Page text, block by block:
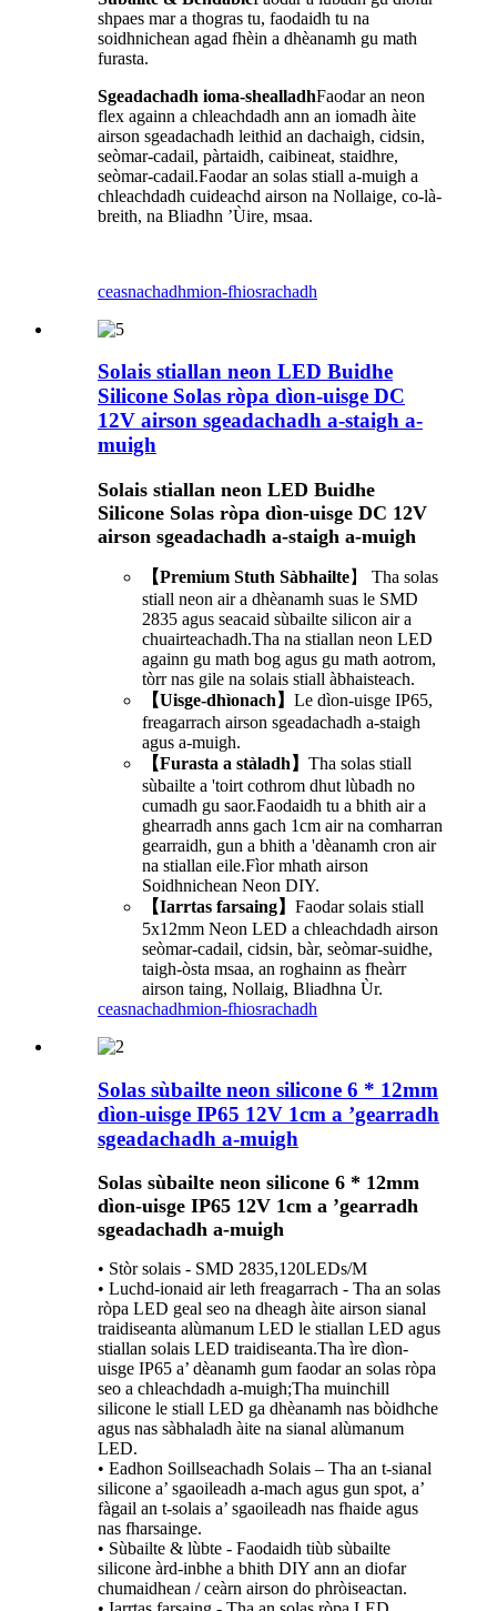
shpaes mar a thogras tu, faodaidh tu na
soidhnichean agad fhèin a dhèanamh gu math
furasta.
Sgeadachadh ioma-shealladhFaodar an neon
flex againn a chleachdadh ann an iomadh àite
airson sgeadachadh leithid an dachaigh, cidsin,
seòmar-cadail, pàrtaidh, caibineat, staidhre,
seòmar-cadail.Faodar an solas stiall a-muigh a
chleachdadh cuideachd airson na Nollaige, co-là-
breith, na Bliadhn ’Ùire, msaa.
ceasnachadhmion-fhiosrachadh
Solais stiallan neon LED Buidhe
Silicone Solas ròpa dìon-uisge DC
12V airson sgeadachadh a-staigh a-
muigh
Solais stiallan neon LED Buidhe
Silicone Solas ròpa dìon-uisge DC 12V
airson sgeadachadh a-staigh a-muigh
【Premium Stuth Sàbhailte】 Tha solas
stiall neon air a dhèanamh suas le SMD
2835 agus seacaid sùbailte silicon air a
chuairteachadh.Tha na stiallan neon LED
againn gu math bog agus gu math aotrom,
tòrr nas gile na solais stiall àbhaisteach.
【Uisge-dhìonach】 Le dìon-uisge IP65,
freagarrach airson sgeadachadh a-staigh
agus a-muigh.
【Furasta a stàladh】 Tha solas stiall
sùbailte a 'toirt cothrom dhut lùbadh no
cumadh gu saor.Faodaidh tu a bhith air a
ghearradh anns gach 1cm air na comharran
gearraidh, gun a bhith a 'dèanamh cron air
na stiallan eile.Fìor mhath airson
Soidhnichean Neon DIY.
【Iarrtas farsaing】 Faodar solais stiall
5x12mm Neon LED a chleachdadh airson
seòmar-cadail, cidsin, bàr, seòmar-suidhe,
taigh-òsta msaa, an roghainn as fheàrr
airson taing, Nollaig, Bliadhna Ùr.
ceasnachadhmion-fhiosrachadh
Solas sùbailte neon silicone 6 * 12mm
dìon-uisge IP65 12V 1cm a ’gearradh
sgeadachadh a-muigh
Solas sùbailte neon silicone 6 * 12mm
dìon-uisge IP65 12V 1cm a ’gearradh
sgeadachadh a-muigh
• Stòr solais - SMD 2835,120LEDs/M
• Luchd-ionaid air leth freagarrach - Tha an solas
ròpa LED geal seo na dheagh àite airson sianal
traidiseanta alùmanum LED le stiallan LED agus
stiallan solais LED traidiseanta.Tha ìre dìon-
uisge IP65 a’ dèanamh gum faodar an solas ròpa
seo a chleachdadh a-muigh;Tha muinchill
silicone le stiall LED ga dhèanamh nas bòidhche
agus nas sàbhaladh àite na sianal alùmanum
LED.
• Eadhon Soillseachadh Solais – Tha an t-sianal
silicone a’ sgaoileadh a-mach agus gun spot, a’
fàgail an t-solais a’ sgaoileadh nas fhaide agus
nas fharsainge.
• Sùbailte & lùbte - Faodaidh tiùb sùbailte
silicone àrd-inbhe a bhith DIY ann an diofar
chumaidhean / ceàrn airson do phròiseactan.